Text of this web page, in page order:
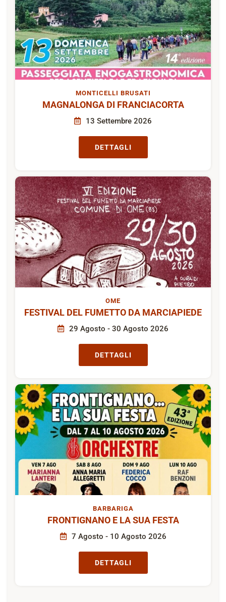
MONTICELLI BRUSATI
MAGNALONGA DI FRANCIACORTA
13 Settembre 2026
DETTAGLI
OME
FESTIVAL DEL FUMETTO DA MARCIAPIEDE
29 Agosto - 30 Agosto 2026
DETTAGLI
BARBARIGA
FRONTIGNANO E LA SUA FESTA
7 Agosto - 10 Agosto 2026
DETTAGLI